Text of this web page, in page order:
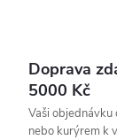
Doprava
5000 Kč
Vaši objednávku
nebo kurýrem k